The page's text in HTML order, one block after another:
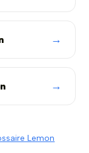
→
→
Lemon